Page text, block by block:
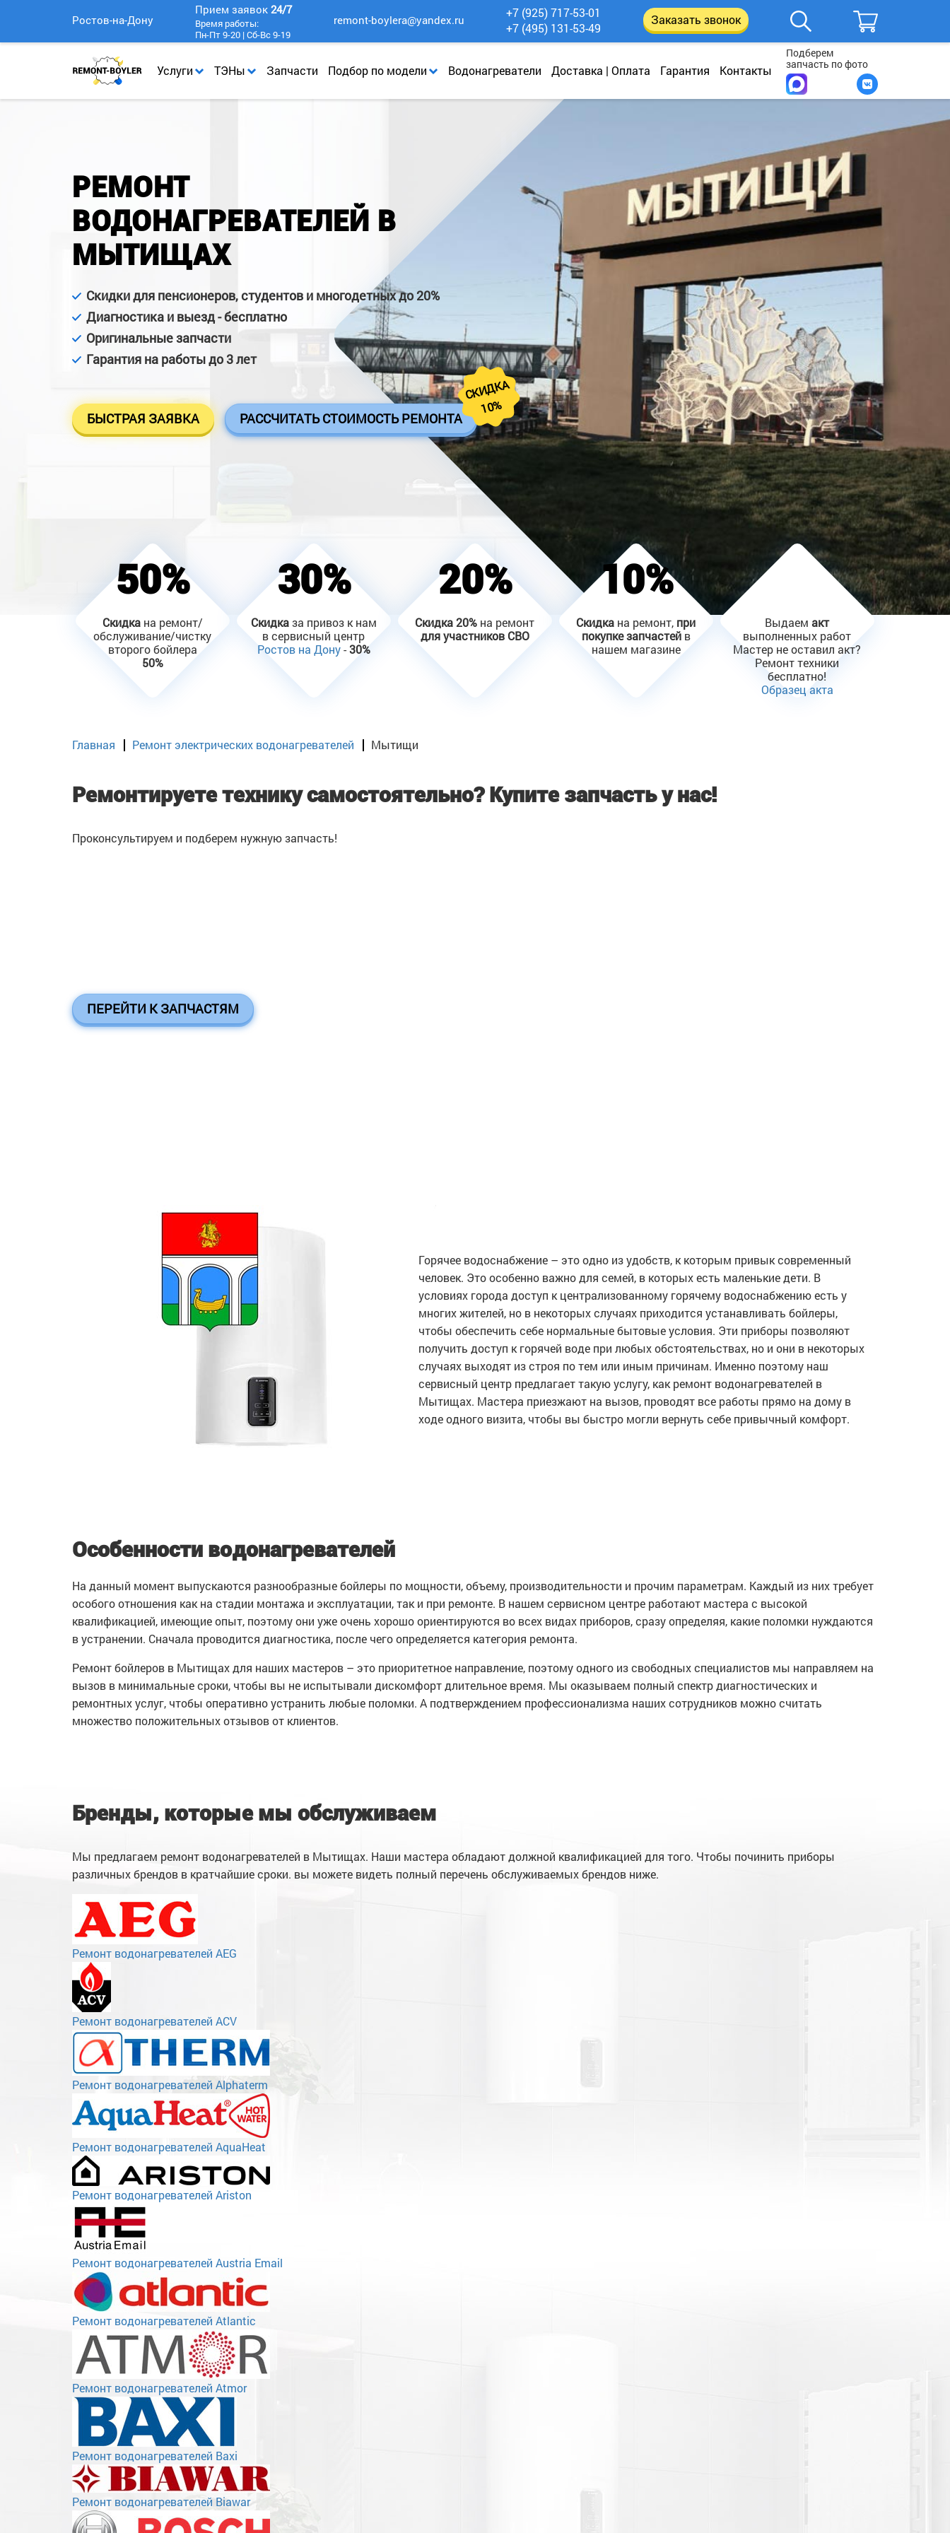
Услуги ТЭНы Запчасти Подбор по модели Водонагреватели Доставка | Оплата Гарантия Контакты
Подберем
запчасть по фото
Ростов-на-Дону
Прием заявок24/7
Время работы:
Пн-Пт 9-20 | Сб-Вс 9-19
remont-boylera@yandex.ru
+7 (925) 717-53-01
+7 (495) 131-53-49
Заказать звонок
РЕМОНТ
ВОДОНАГРЕВАТЕЛЕЙ В
МЫТИЩАХ
Скидки для пенсионеров, студентов и многодетных до 20%
Диагностика и выезд - бесплатно
Оригинальные запчасти
Гарантия на работы до 3 лет
БЫСТРАЯ ЗАЯВКА РАССЧИТАТЬ СТОИМОСТЬ РЕМОНТА
СКИДКА
10%
50%
Скидкана ремонт/
обслуживание/чистку
второго бойлера
50%
30%
Скидказа привоз к нам
в сервисный центр
Ростов на Дону-30%
20%
Скидка 20% на ремонт
для участников СВО
10%
Скидка на ремонт, при
покупке запчастейв
нашем магазине
Выдаемакт
выполненных работ
Мастер не оставил акт?
Ремонт техники
бесплатно!
Образец акта
Главная Ремонт электрических водонагревателей Мытищи
Ремонтируете технику самостоятельно?Купите запчасть у нас!
Проконсультируем и подберем нужную запчасть!
ПЕРЕЙТИ К ЗАПЧАСТЯМ
Горячее водоснабжение – это одно из удобств, к которым привык современный
человек. Это особенно важно для семей, в которых есть маленькие дети. В
условиях города доступ к централизованному горячему водоснабжению есть у
многих жителей, но в некоторых случаях приходится устанавливать бойлеры,
чтобы обеспечить себе нормальные бытовые условия. Эти приборы позволяют
получить доступ к горячей воде при любых обстоятельствах, но и они в некоторых
случаях выходят из строя по тем или иным причинам. Именно поэтому наш
сервисный центр предлагает такую услугу, как ремонт водонагревателей в
Мытищах. Мастера приезжают на вызов, проводят все работы прямо на дому в
ходе одного визита, чтобы вы быстро могли вернуть себе привычный комфорт.
Особенности водонагревателей
На данный момент выпускаются разнообразные бойлеры по мощности, объему, производительности и прочим параметрам. Каждый из них требует
особого отношения как на стадии монтажа и эксплуатации, так и при ремонте. В нашем сервисном центре работают мастера с высокой
квалификацией, имеющие опыт, поэтому они уже очень хорошо ориентируются во всех видах приборов, сразу определяя, какие поломки нуждаются
в устранении. Сначала проводится диагностика, после чего определяется категория ремонта.
Ремонт бойлеров в Мытищах для наших мастеров – это приоритетное направление, поэтому одного из свободных специалистов мы направляем на
вызов в минимальные сроки, чтобы вы не испытывали дискомфорт длительное время. Мы оказываем полный спектр диагностических и
ремонтных услуг, чтобы оперативно устранить любые поломки. А подтверждением профессионализма наших сотрудников можно считать
множество положительных отзывов от клиентов.
Бренды, которые мы обслуживаем
Мы предлагаем ремонт водонагревателей в Мытищах. Наши мастера обладают должной квалификацией для того. Чтобы починить приборы
различных брендов в кратчайшие сроки. вы можете видеть полный перечень обслуживаемых брендов ниже.
Ремонт водонагревателей AEG
Ремонт водонагревателей ACV
Ремонт водонагревателей Alphaterm
Ремонт водонагревателей AquaHeat
Ремонт водонагревателей Ariston
Ремонт водонагревателей Austria Email
Ремонт водонагревателей Atlantic
Ремонт водонагревателей Atmor
Ремонт водонагревателей Baxi
Ремонт водонагревателей Biawar